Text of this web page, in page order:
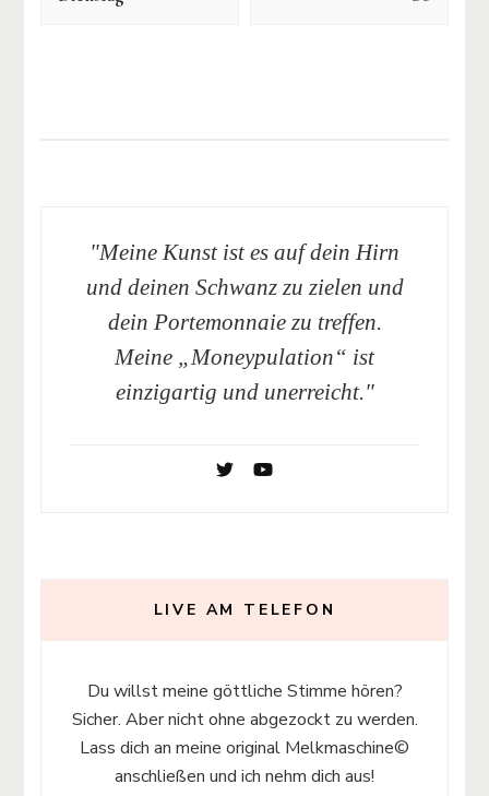
"Meine Kunst ist es auf dein Hirn
und deinen Schwanz zu zielen und
dein Portemonnaie zu treffen.
Meine „Moneypulation“ ist
einzigartig und unerreicht."
LIVE AM TELEFON
Du willst meine göttliche Stimme hören?
Sicher. Aber nicht ohne abgezockt zu werden.
Lass dich an meine original Melkmaschine©
anschließen und ich nehm dich aus!